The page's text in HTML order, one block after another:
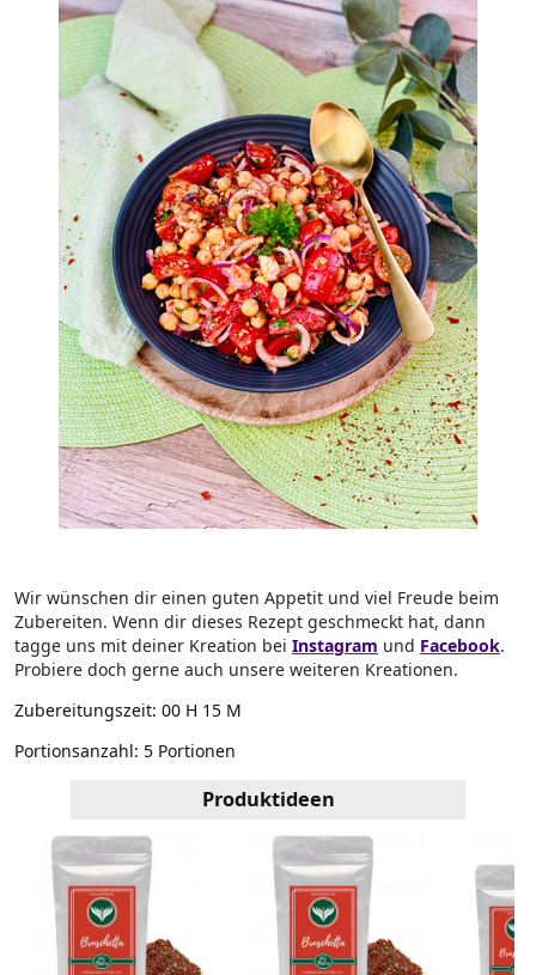
Wir wünschen dir einen guten Appetit und viel Freude beim
Zubereiten. Wenn dir dieses Rezept geschmeckt hat, dann
tagge uns mit deiner Kreation bei Instagram und Facebook.
Probiere doch gerne auch unsere weiteren Kreationen.
Zubereitungszeit: 00 H 15 M
Portionsanzahl: 5 Portionen
Produktideen